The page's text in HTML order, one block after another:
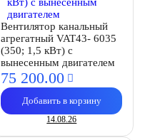
Вентилятор канальный
агрегатный VAT43- 6035
(350; 1,5 кВт) с
вынесенным двигателем
75 200.00
Добавить в корзину
14.08.26